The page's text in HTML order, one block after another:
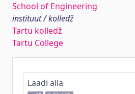
School of Engineering
instituut / kolledž
Tartu kolledž
Tartu College
Laadi alla